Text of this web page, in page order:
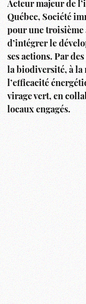
Acteur majeur de
Québec, Société
pour une troisième
d’intégrer le
ses actions. Par
la biodiversité, à
l’efficacité
virage vert, en
locaux engagés.